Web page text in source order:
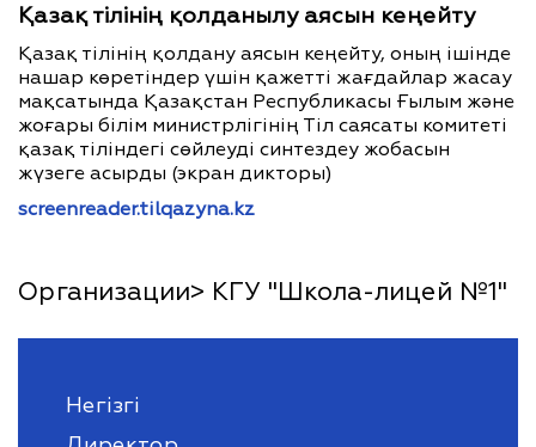
Қазақ тілінің қолданылу аясын кеңейту
Қазақ тілінің қолдану аясын кеңейту, оның ішінде
нашар көретіндер үшін қажетті жағдайлар жасау
мақсатында Қазақстан Республикасы Ғылым және
жоғары білім министрлігінің Тіл саясаты комитеті
қазақ тіліндегі сөйлеуді синтездеу жобасын
жүзеге асырды (экран дикторы)
screenreader.tilqazyna.kz
Организации> КГУ "Школа-лицей №1"
Негізгі